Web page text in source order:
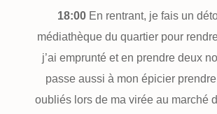
18:00En rentrant, je fais un
médiathèque du quartier pour
j’ai emprunté et en prendre deux
passe aussi à mon épicier
oubliés lors de ma virée au marché